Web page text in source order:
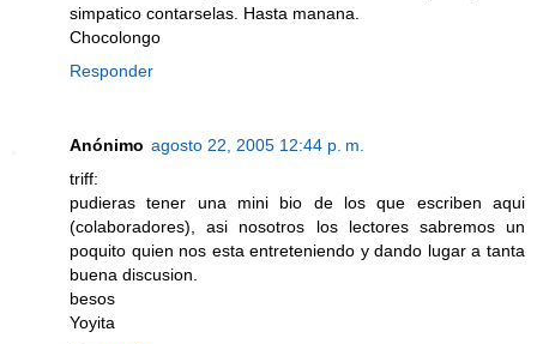
simpatico contarselas. Hasta manana.
Chocolongo
Responder
Anónimo agosto 22, 2005 12:44 p. m.
triff:
pudieras tener una mini bio de los que escriben aqui
(colaboradores), asi nosotros los lectores sabremos un
poquito quien nos esta entreteniendo y dando lugar a tanta
buena discusion.
besos
Yoyita